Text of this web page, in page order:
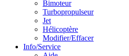
Bimoteur
Turbopropulseur
Jet
Hélicoptère
Modifier/Effacer
Info/Service